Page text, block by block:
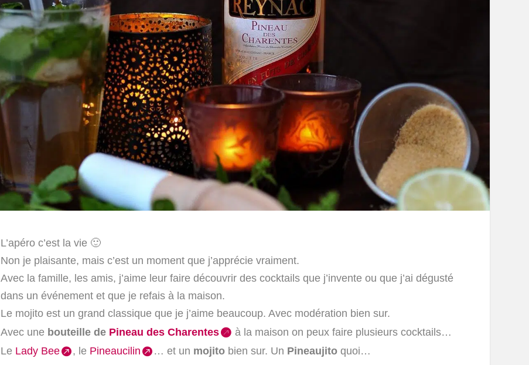
L’apéro c’est la vie 🙂
Non je plaisante, mais c’est un moment que j’apprécie vraiment.
Avec la famille, les amis, j’aime leur faire découvrir des cocktails que j’invente ou que j’ai dégusté
dans un événement et que je refais à la maison.
Le mojito est un grand classique que je j’aime beaucoup. Avec modération bien sur.
Avec une bouteille de Pineau des Charentes
à la maison on peux faire plusieurs cocktails…
Le Lady Bee , le Pineaucilin … et un mojitobien sur. Un Pineaujitoquoi…